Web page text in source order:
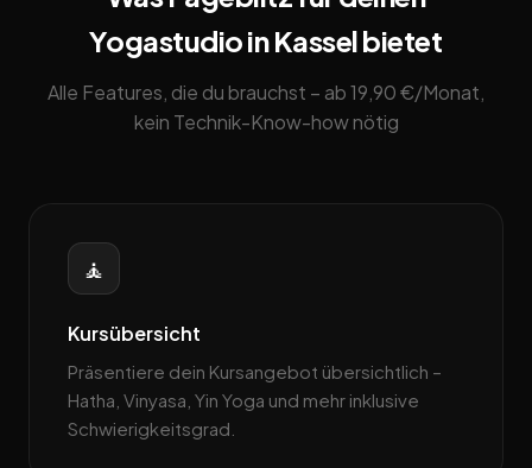
Yogastudio in Kassel bietet
Alle Features, die du brauchst – ab 19,90 €/Monat,
kein Technik-Know-how nötig
🧘
Kursübersicht
Präsentiere dein Kursangebot übersichtlich –
Hatha, Vinyasa, Yin Yoga und mehr inklusive
Schwierigkeitsgrad.